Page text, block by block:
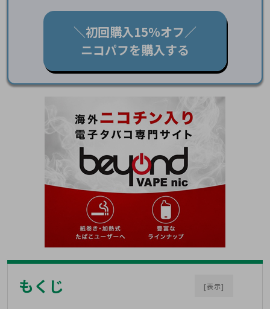
＼初回購入15％オフ／
ニコパフを購入する
もくじ [表示]